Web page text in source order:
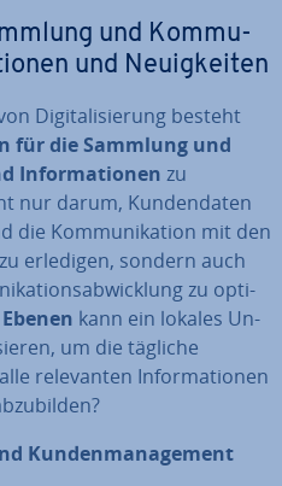
und Kom­mu­
und Neu­ig­kei­ten
Di­gi­ta­li­sie­rung besteht
für die Sammlung und
In­for­ma­tio­nen zu
nur darum, Kun­den­da­ten
die Kom­mu­ni­ka­ti­on mit den
erledigen, sondern auch
zu op­ti­
kann ein lokales Un­
um die tägliche
re­le­van­ten In­for­ma­tio­nen
Kun­den­ma­nage­ment